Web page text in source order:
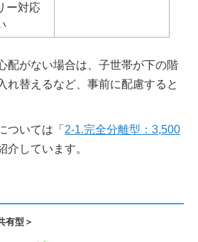
ー対応
配がない場合は、子世帯が下の階
れ替えるなど、事前に配慮すると
ついては「 2-1.完全分離型：3,500
介しています。
有型＞